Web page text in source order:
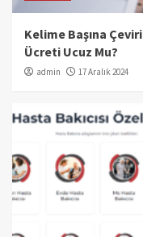
Kelime Başına Çeviri
Ücreti Ucuz Mu?
admin 17 Aralık 2024